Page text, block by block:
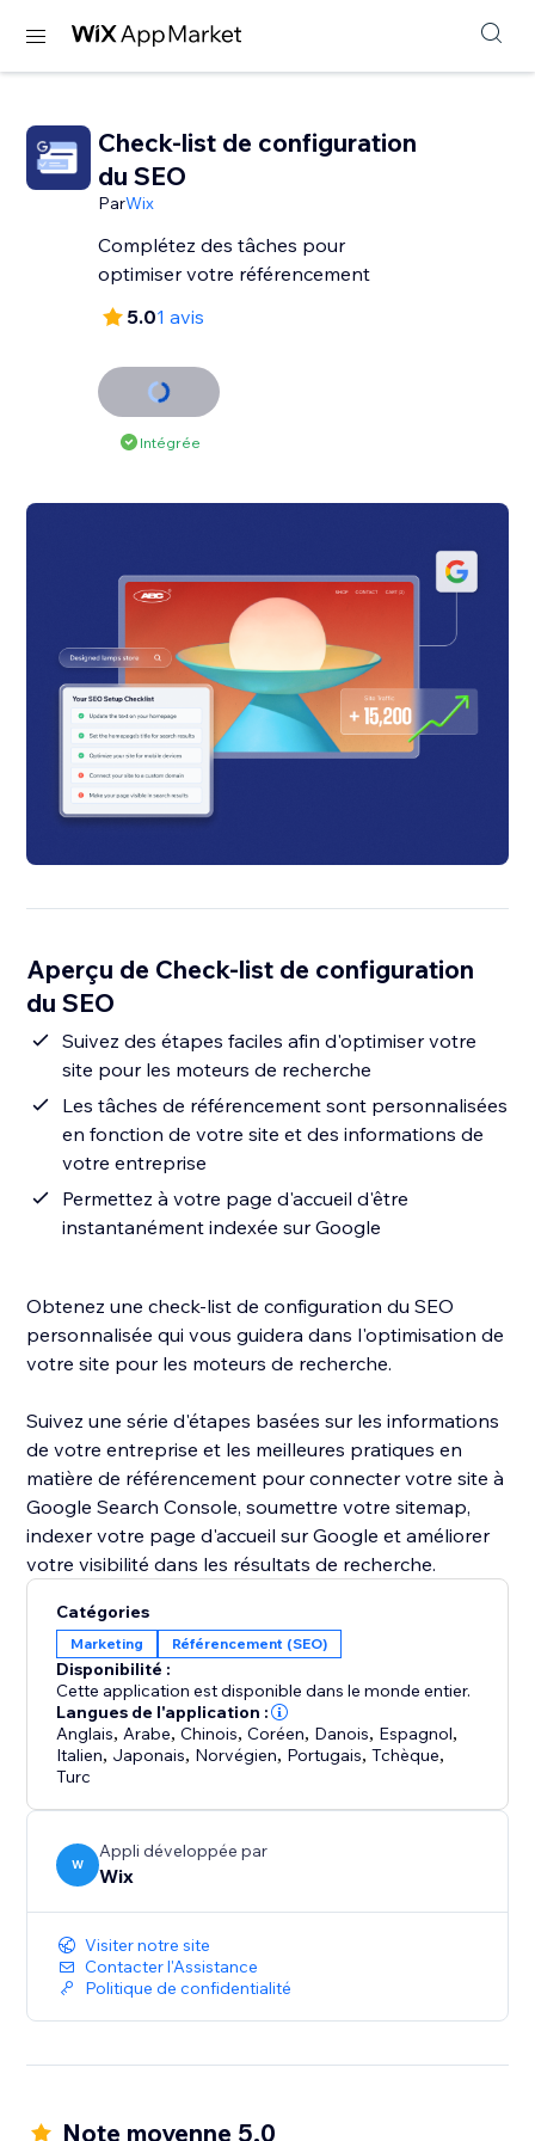
Check-list de configuration
du SEO
ParWix
Complétez des tâches pour
optimiser votre référencement
5.01 avis
Intégrée
Aperçu de Check-list de configuration
du SEO
Suivez des étapes faciles afin d'optimiser votre
site pour les moteurs de recherche
Les tâches de référencement sont personnalisées
en fonction de votre site et des informations de
votre entreprise
Permettez à votre page d'accueil d'être
instantanément indexée sur Google
Obtenez une check-list de configuration du SEO
personnalisée qui vous guidera dans l'optimisation de
votre site pour les moteurs de recherche.
Suivez une série d'étapes basées sur les informations
de votre entreprise et les meilleures pratiques en
matière de référencement pour connecter votre site à
Google Search Console, soumettre votre sitemap,
indexer votre page d'accueil sur Google et améliorer
votre visibilité dans les résultats de recherche.
Catégories
Marketing Référencement (SEO)
Disponibilité :
Cette application est disponible dans le monde entier.
Langues de l'application :
Anglais, Arabe,Chinois,Coréen, Danois, Espagnol,
Italien, Japonais, Norvégien, Portugais,Tchèque,
Turc
W
Appli développée par
Wix
Visiter notre site
Contacter l'Assistance
Politique de confidentialité
Note moyenne 5.0